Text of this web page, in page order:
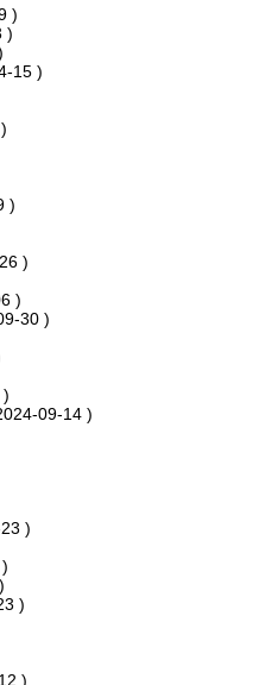
)
)
15 )
)
)
)
30 )
09-14 )
)
)
)